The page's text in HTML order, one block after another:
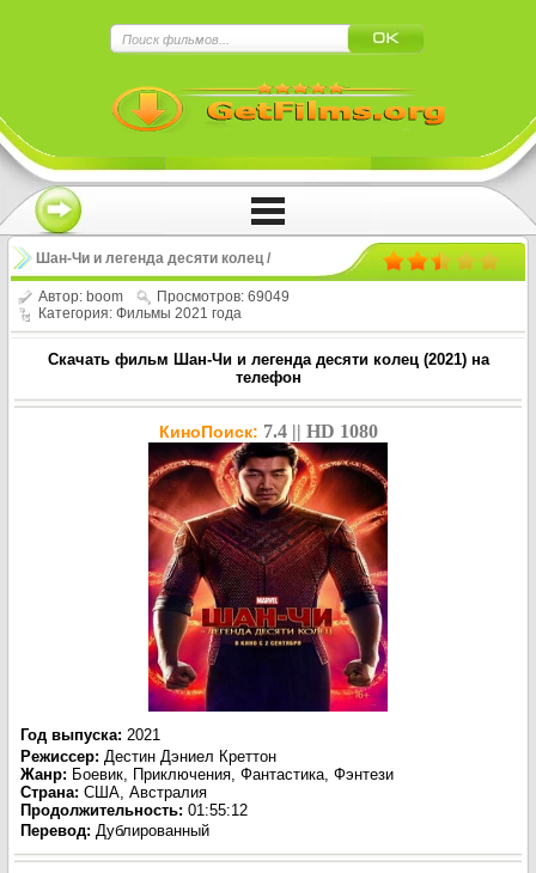
Шан-Чи и легенда десяти колец /
Shang-Chi and the Legend of the Ten
Rings (2021)
Автор: boom
Просмотров: 69049
Категория: Фильмы 2021 года
Скачать фильм Шан-Чи и легенда десяти колец (2021) на
телефон
КиноПоиск: 7.4 || HD 1080
Год выпуска: 2021
Режиссер: Дестин Дэниел Креттон
Жанр: Боевик, Приключения, Фантастика, Фэнтези
Страна: США, Австралия
Продолжительность: 01:55:12
Перевод: Дублированный